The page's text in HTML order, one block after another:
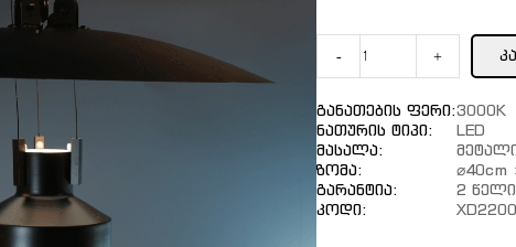
- +
Განათების Ფერი:
Ნათურის Ტიპი:
Მასალა:
Ზომა:
Გარანტია:
Კოდი:
3000K
LED
⌀40cm
2 Წელი